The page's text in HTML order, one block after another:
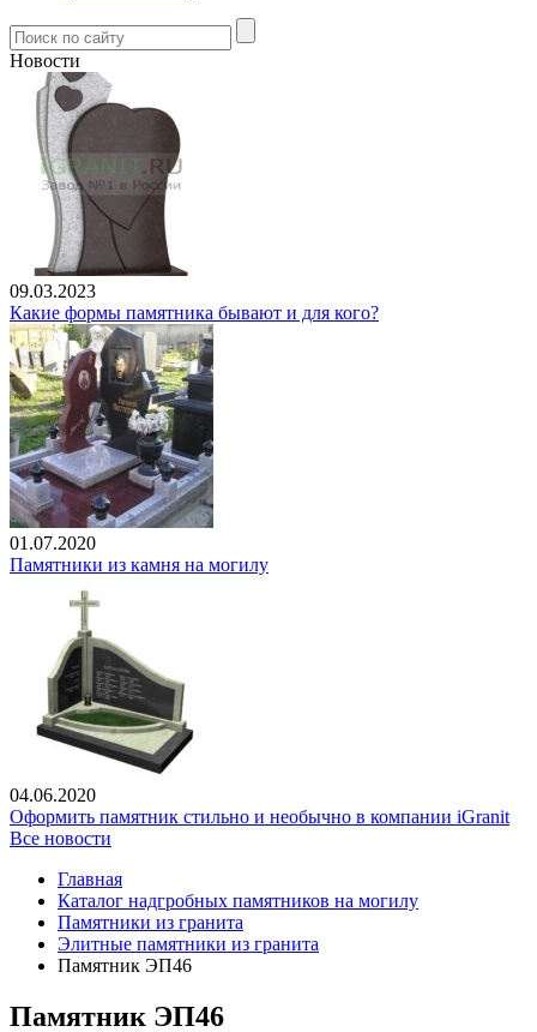
Новости
09.03.2023
Какие формы памятника бывают и для кого?
01.07.2020
Памятники из камня на могилу
04.06.2020
Оформить памятник стильно и необычно в компании iGranit
Все новости
Главная
Каталог надгробных памятников на могилу
Памятники из гранита
Элитные памятники из гранита
Памятник ЭП46
Памятник ЭП46